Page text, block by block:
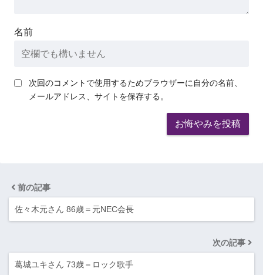
名前
次回のコメントで使用するためブラウザーに自分の名前、
メールアドレス、サイトを保存する。
前の記事
佐々木元さん 86歳＝元NEC会長
次の記事
葛城ユキさん 73歳＝ロック歌手